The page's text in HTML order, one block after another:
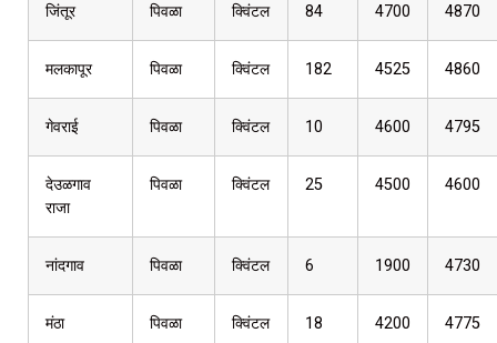
जिंतूर पिवळा क्विंटल 84 4700 4870
मलकापूर पिवळा क्विंटल 182 4525 4860
गेवराई पिवळा क्विंटल 10 4600 4795
देउळगाव
राजा
पिवळा क्विंटल 25 4500 4600
नांदगाव पिवळा क्विंटल 6 1900 4730
मंठा पिवळा क्विंटल 18 4200 4775